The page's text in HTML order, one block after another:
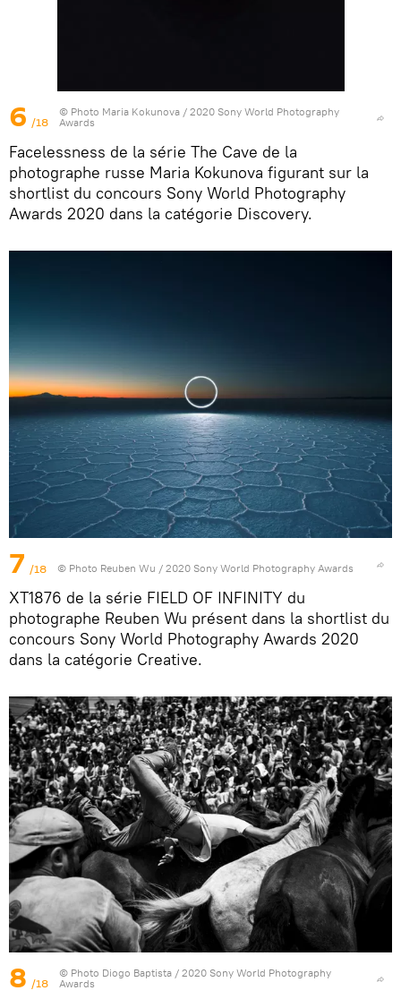
6 /18
© Photo Maria Kokunova / 2020 Sony World Photography
Awards
Facelessness de la série The Cave de la
photographe russe Maria Kokunova figurant sur la
shortlist du concours Sony World Photography
Awards 2020 dans la catégorie Discovery.
7 /18 © Photo Reuben Wu / 2020 Sony World Photography Awards
XT1876 de la série FIELD OF INFINITY du
photographe Reuben Wu présent dans la shortlist du
concours Sony World Photography Awards 2020
dans la catégorie Creative.
8 /18
© Photo Diogo Baptista / 2020 Sony World Photography
Awards